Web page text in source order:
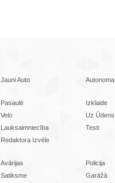
Jauni Auto Autonoma
Pasaulē
Izklaide
Velo
Uz Ūdens
Lauksaimniecība
Testi
Redaktora Izvēle
Avārijas
Policija
Satiksme
Garāžā